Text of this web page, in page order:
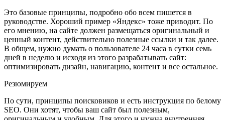
Это базовые принципы, подробно обо всем пишется в
руководстве. Хороший пример «Яндекс» тоже приводит. По
его мнению, на сайте должен размещаться оригинальный и
ценный контент, действительно полезные ссылки и так далее.
В общем, нужно думать о пользователе 24 часа в сутки семь
дней в неделю и исходя из этого разрабатывать сайт:
оптимизировать дизайн, навигацию, контент и все остальное.
Резюмируем
По сути, принципы поисковиков и есть инструкция по белому
SEO. Они хотят, чтобы ваш сайт был полезным,